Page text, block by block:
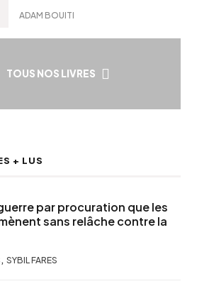
ADAM BOUITI
TOUS NOS LIVRES
+ LUS
par procuration que les
sans relâche contre la
, SYBIL FARES